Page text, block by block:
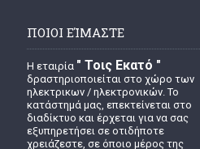
ΠΟΙΟΙ ΕΊΜΑΣΤΕ
Η εταιρία " Τοις Εκατό "
δραστηριοποιείται στο χώρο των
ηλεκτρικων / ηλεκτρονικών. Το
κατάστημά μας, επεκτείνεται στο
διαδίκτυο και έρχεται για να σας
εξυπηρετήσει σε οτιδήποτε
χρειάζεστε, σε όποιο μέρος της